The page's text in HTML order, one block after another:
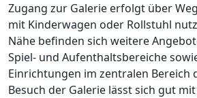
Zugang zur Galerie erfolgt über
mit Kinderwagen oder Rollstuhl
Nähe befinden sich weitere
Spiel- und Aufenthaltsbereiche
Einrichtungen im zentralen Bereich
Besuch der Galerie lässt sich gut